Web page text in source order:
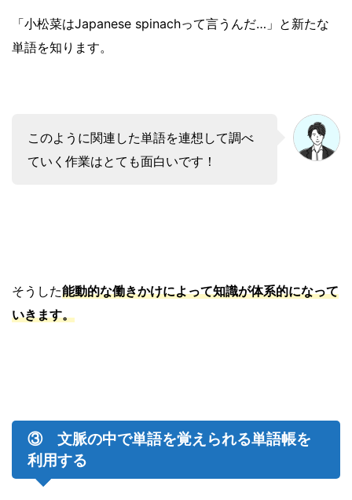
「小松菜はJapanese spinachって言うんだ…」と新たな
単語を知ります。
このように関連した単語を連想して調べ
ていく作業はとても面白いです！
そうした能動的な働きかけによって知識が体系的になって
いきます。
③ 文脈の中で単語を覚えられる単語帳を
利用する